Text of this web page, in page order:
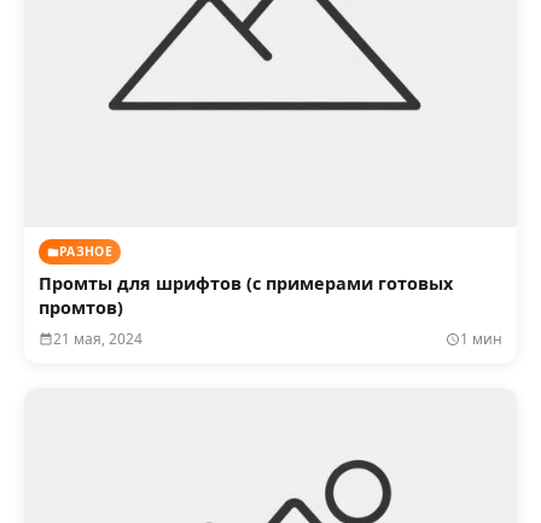
РАЗНОЕ
Промты для шрифтов (с примерами готовых
промтов)
21 мая, 2024 1 мин